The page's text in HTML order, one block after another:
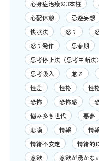
心身症治療の3本柱
心配休憩
忌避妄想
快眠法
怒り
怒り発作
思春期
思考停止法（思考中断法）
思考吸入
怠さ
性差
性格 性
恐怖
恐怖感
悩み多き世代
悪夢
悲嘆
情報 情
情緒不安定
情緒的
意欲
意欲が湧かな